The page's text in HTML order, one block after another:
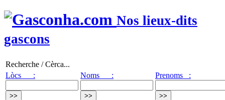
Nos lieux-dits
gascons
Recherche / Cèrca...
Lòcs :
Noms : Prenoms :